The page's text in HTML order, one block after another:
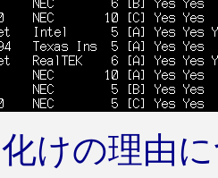
けの理由